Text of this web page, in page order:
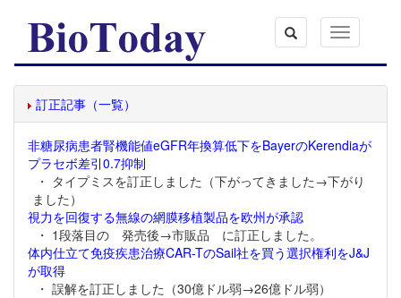
Toggle
navigation
訂正記事（一覧）
非糖尿病患者腎機能値eGFR年換算低下をBayerのKerendiaが
プラセボ差引0.7抑制
・ タイプミスを訂正しました（下がってきました→下がり
ました）
視力を回復する無線の網膜移植製品を欧州が承認
・ 1段落目の 発売後→市販品 に訂正しました。
体内仕立て免疫疾患治療CAR-TのSail社を買う選択権利をJ&J
が取得
・ 誤解を訂正しました（30億ドル弱→26億ドル弱）